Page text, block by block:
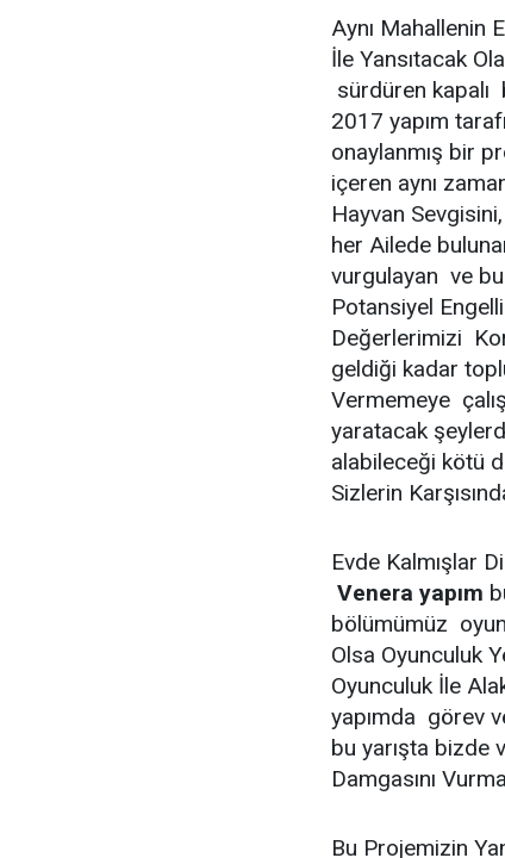
Aynı Mahallenin
İle Yansıtacak
sürdüren kapalı
2017 yapım
onaylanmış bir
içeren aynı
Hayvan
her Ailede
vurgulayan ve
Potansiyel
Değerlerimizi
geldiği kadar
Vermemeye
yaratacak
alabileceği kötü
Sizlerin
Evde Kalmışlar
Venera yapım
bölümümüz
Olsa Oyunculuk
Oyunculuk İle
yapımda görev
bu yarışta bizde
Damgasını
Bu Projemizin